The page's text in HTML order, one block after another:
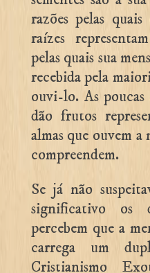
razões pelas
raízes
pelas quais sua
recebida pela
ouvi-lo. As poucas
dão frutos
almas que ouvem a
compreendem.
Se já não
significativo os
percebem que a
carrega um
Cristianismo